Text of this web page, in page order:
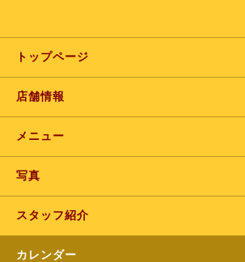
トップページ
店舗情報
メニュー
写真
スタッフ紹介
カレンダー